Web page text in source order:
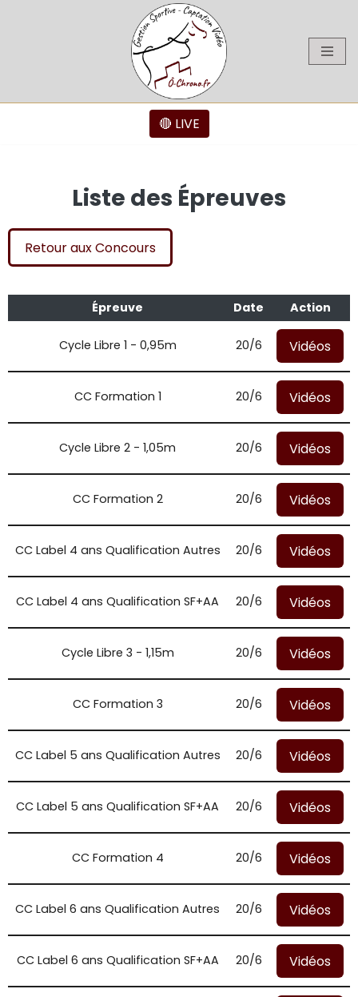
🔴 LIVE
Liste des Épreuves
Retour aux Concours
Épreuve Date Action
Cycle Libre 1 - 0,95m 20/6 Vidéos
CC Formation 1 20/6 Vidéos
Cycle Libre 2 - 1,05m 20/6 Vidéos
CC Formation 2 20/6 Vidéos
CC Label 4 ans Qualification Autres 20/6 Vidéos
CC Label 4 ans Qualification SF+AA 20/6 Vidéos
Cycle Libre 3 - 1,15m 20/6 Vidéos
CC Formation 3 20/6 Vidéos
CC Label 5 ans Qualification Autres 20/6 Vidéos
CC Label 5 ans Qualification SF+AA 20/6 Vidéos
CC Formation 4 20/6 Vidéos
CC Label 6 ans Qualification Autres 20/6 Vidéos
CC Label 6 ans Qualification SF+AA 20/6 Vidéos